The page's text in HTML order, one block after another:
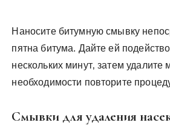
Наносите битумную смывку
пятна битума. Дайте ей
нескольких минут‚ затем удалите
необходимости повторите
Смывки для удаления